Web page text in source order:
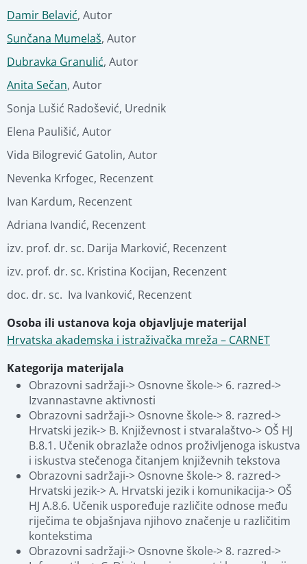
Povezani materijali
Damir Belavić, Autor
Sunčana Mumelaš, Autor
Dubravka Granulić, Autor
Anita Sečan, Autor
Sonja Lušić Radošević, Urednik
Elena Paulišić, Autor
Vida Bilogrević Gatolin, Autor
Nevenka Krfogec, Recenzent
Ivan Kardum, Recenzent
Adriana Ivandić, Recenzent
izv. prof. dr. sc. Darija Marković, Recenzent
izv. prof. dr. sc. Kristina Kocijan, Recenzent
doc. dr. sc.  Iva Ivanković, Recenzent
Osoba ili ustanova koja objavljuje materijal
Hrvatska akademska i istraživačka mreža – CARNET
Kategorija materijala
Obrazovni sadržaji-> Osnovne škole-> 6. razred->
Izvannastavne aktivnosti
Obrazovni sadržaji-> Osnovne škole-> 8. razred->
Hrvatski jezik-> B. Književnost i stvaralaštvo-> OŠ HJ
B.8.1. Učenik obrazlaže odnos proživljenoga iskustva
i iskustva stečenoga čitanjem književnih tekstova
Obrazovni sadržaji-> Osnovne škole-> 8. razred->
Hrvatski jezik-> A. Hrvatski jezik i komunikacija-> OŠ
HJ A.8.6. Učenik uspoređuje različite odnose među
riječima te objašnjava njihovo značenje u različitim
kontekstima
Obrazovni sadržaji-> Osnovne škole-> 8. razred->